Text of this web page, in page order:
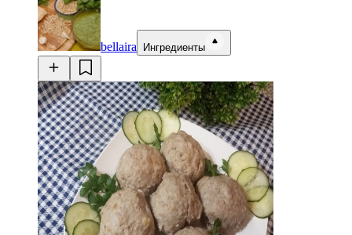
bellaira Ингредиенты